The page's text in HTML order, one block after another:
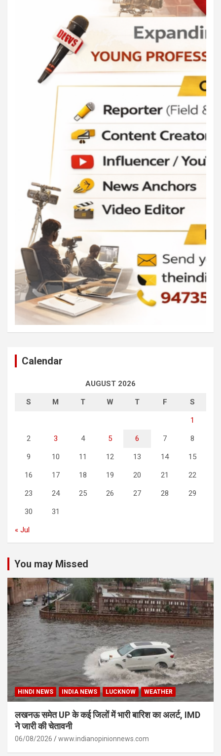
Calendar
AUGUST 2026
S M T W T F S
1
2 3 4 5 6 7 8
9 10 11 12 13 14 15
16 17 18 19 20 21 22
23 24 25 26 27 28 29
30 31
« Jul
You may Missed
HINDI NEWS INDIA NEWS LUCKNOW WEATHER
लखनऊ समेत UP के कई जिलों में भारी बारिश का अलर्ट, IMD
ने जारी की चेतावनी
06/08/2026 www.indianopinionnews.com